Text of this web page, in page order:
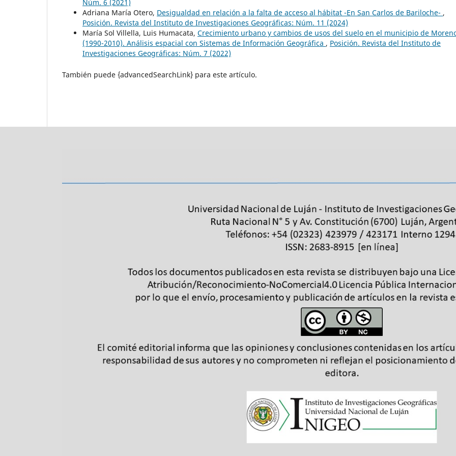
Núm. 6 (2021)
Adriana María Otero, Desigualdad en relación a la falta de acceso al hábitat -En San Carlos de Bariloche- ,
Posición. Revista del Instituto de Investigaciones Geográficas: Núm. 11 (2024)
María Sol Villella, Luis Humacata, Crecimiento urbano y cambios de usos del suelo en el municipio de
(1990-2010). Análisis espacial con Sistemas de Información Geográfica , Posición. Revista del Instituto de
Investigaciones Geográficas: Núm. 7 (2022)
También puede {advancedSearchLink} para este artículo.